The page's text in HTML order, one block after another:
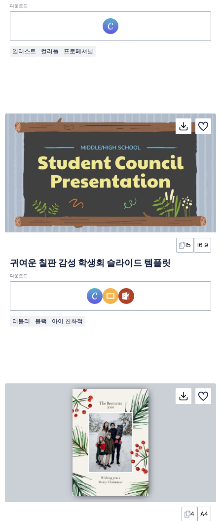
다운로드
일러스트 컬러풀 프로페셔널
15 16:9
귀여운 칠판 감성 학생회 슬라이드 템플릿
다운로드
러블리 블랙 아이 친화적
4 A4